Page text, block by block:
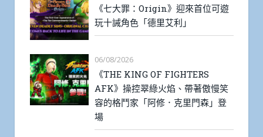
《七大罪：Origin》迎來首位可遊
玩十誡角色「德里艾利」
06/08/2026
《THE KING OF FIGHTERS
AFK》操控翠綠火焰、帶著傲慢笑
容的格鬥家「阿修．克里門森」登
場